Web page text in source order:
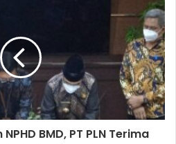
BMD, PT PLN Terima